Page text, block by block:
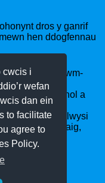
cwcis i
wefan
dan ein
to facilitate
agree to
Policy.
dros y ganrif
hen ddogfennau
Cwmhiraeth, Cwm-
Penboyr ac
Genedlaethol a
Bargod
Penboyr, eglwysi
Clos-y-graig,
blynyddol!